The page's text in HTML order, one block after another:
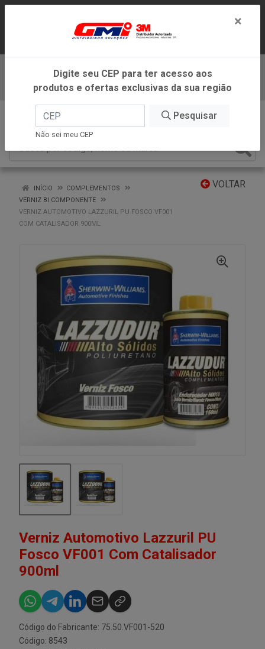
ATENDIMENTO DENTRO DO ESTADO DE
MINAS GERAIS.
Baixe já nosso APP
VOLTAR
INÍCIO
COMPLEMENTOS
VERNIZ BI COMPONENTE
VERNIZ AUTOMOTIVO LAZZURIL PU FOSCO VF001
COM CATALISADOR 900ML
Verniz Automotivo Lazzuril PU
Fosco VF001 Com Catalisador
900ml
Código do Fabricante: 75.50.VF001-520
Código: 8543
×
Digite seu CEP para ter acesso aos
produtos e ofertas exclusivas da sua região
Pesquisar
Não sei meu CEP